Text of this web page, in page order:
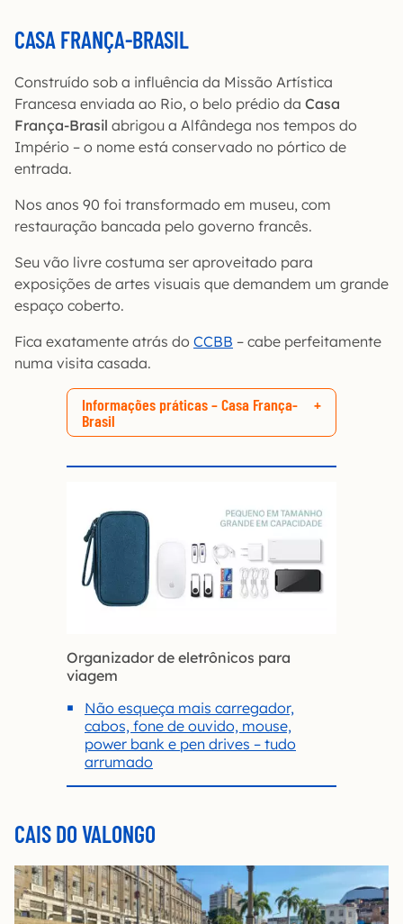
CASA FRANÇA-BRASIL
Construído sob a influência da Missão Artística
Francesa enviada ao Rio, o belo prédio da Casa
França-Brasil abrigou a Alfândega nos tempos do
Império – o nome está conservado no pórtico de
entrada.
Nos anos 90 foi transformado em museu, com
restauração bancada pelo governo francês.
Seu vão livre costuma ser aproveitado para
exposições de artes visuais que demandem um grande
espaço coberto.
Fica exatamente atrás do CCBB – cabe perfeitamente
numa visita casada.
Informações práticas – Casa França-
Brasil
Organizador de eletrônicos para
viagem
Não esqueça mais carregador,
cabos, fone de ouvido, mouse,
power bank e pen drives – tudo
arrumado
CAIS DO VALONGO